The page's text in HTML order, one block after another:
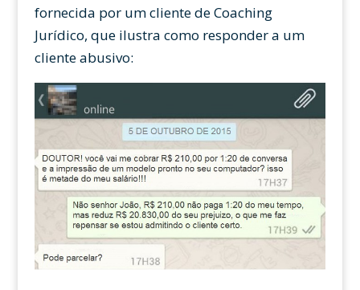
fornecida por um cliente de Coaching
Jurídico, que ilustra como responder a um
cliente abusivo: